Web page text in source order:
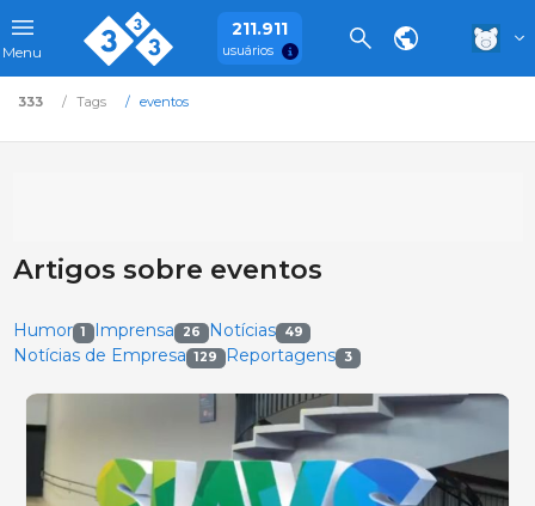
Menu
211.911
usuários
333 Tags eventos
Artigos sobre eventos
Humor 1 Imprensa 26 Notícias 49
Notícias de Empresa 129 Reportagens 3